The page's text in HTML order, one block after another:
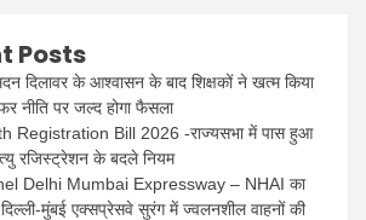
Posts
मदन दिलावर के आश्वासन के बाद शिक्षकों ने खत्म किया
नीति पर जल्द होगा फैसला
Registration Bill 2026 -राज्यसभा में पास हुआ
रजिस्ट्रेशन के बदले नियम
Delhi Mumbai Expressway – NHAI का
मुंबई एक्सप्रेसवे सुरंग में ज्वलनशील वाहनों की